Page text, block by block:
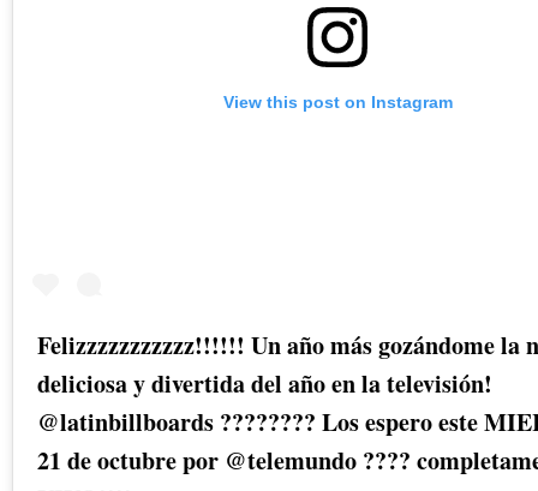
View this post on Instagram
Felizzzzzzzzzzz!!!!!! Un año más gozándome la
deliciosa y divertida del año en la televisión!
@latinbillboards ???????? Los espero este
21 de octubre por @telemundo ????